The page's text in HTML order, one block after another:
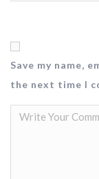
Save my name,
the next time I